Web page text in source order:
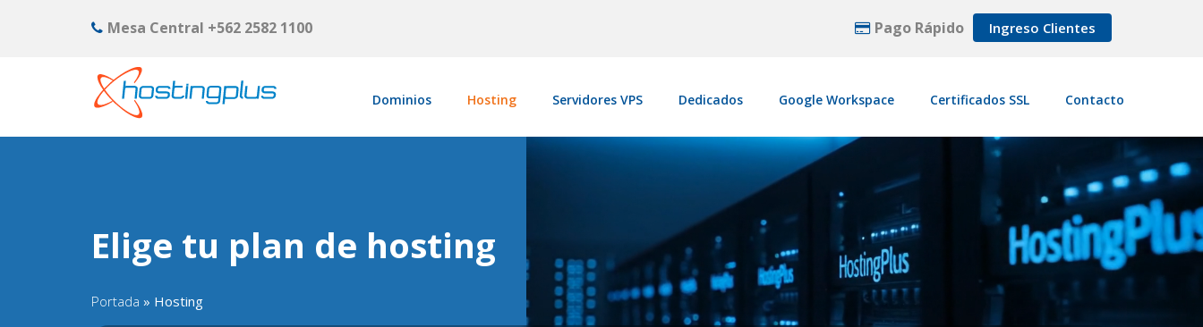
Mesa Central +562 2582 1100 Pago Rápido Ingreso Clientes
Dominios Hosting Servidores VPS Dedicados Google Workspace Certificados SSL Contacto
Elige tu plan de hosting
Portada » Hosting